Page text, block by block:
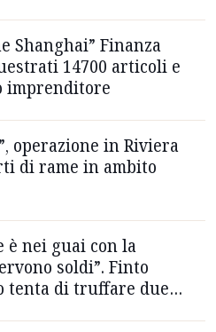
Shanghai” Finanza
14700 articoli e
imprenditore
operazione in Riviera
di rame in ambito
è nei guai con la
soldi”. Finto
tenta di truffare due